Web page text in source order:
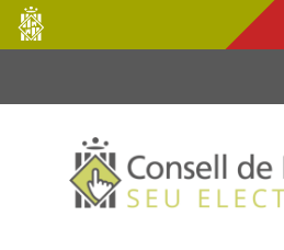
Salta al contingut principal
Consell
de
Mallorca